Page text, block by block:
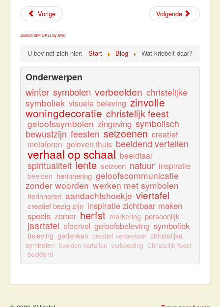
Vorige Volgende
Joomla SEF URLs by Artio
U bevindt zich hier: Start Blog Wat kriebelt daar?
Onderwerpen
winter symbolen verbeelden christelijke
symboliek visuele beleving zinvolle
woningdecoratie christelijk feest
geloofssymbolen zingeving symbolisch
bewustzijn feesten seizoenen creatief
metaforen geloven thuis beeldend vertellen
verhaal op schaal beeldtaal
spiritualiteit lente seizoen natuur inspiratie
beelden herinnering geloofscommunicatie
zonder woorden werken met symbolen
herinneren aandachtshoekje viertafel
creatief bezig zijn inspiratie zichtbaar maken
speels zomer herfst markering persoonlijk
jaartafel sfeervol geloofsbeleving symboliek
beleving gedenken creatief verbeelden christelijke
symbolen beelden vertellen verbeelding Christelijk feest
beeldend